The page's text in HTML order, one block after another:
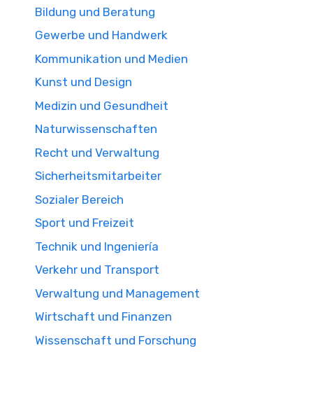
Bildung und Beratung
Gewerbe und Handwerk
Kommunikation und Medien
Kunst und Design
Medizin und Gesundheit
Naturwissenschaften
Recht und Verwaltung
Sicherheitsmitarbeiter
Sozialer Bereich
Sport und Freizeit
Technik und Ingeniería
Verkehr und Transport
Verwaltung und Management
Wirtschaft und Finanzen
Wissenschaft und Forschung